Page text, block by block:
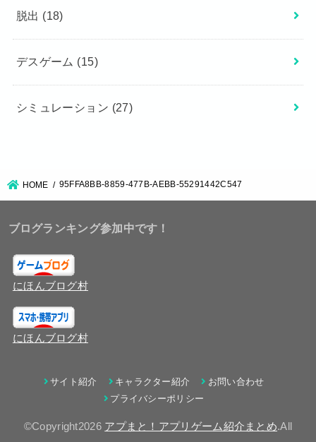
脱出 (18)
デスゲーム (15)
シミュレーション (27)
HOME 95FFA8BB-8859-477B-AEBB-55291442C547
ブログランキング参加中です！
にほんブログ村
にほんブログ村
サイト紹介 キャラクター紹介
お問い合わせ
プライバシーポリシー
©Copyright2026 アプまと！アプリゲーム紹介まとめ.All